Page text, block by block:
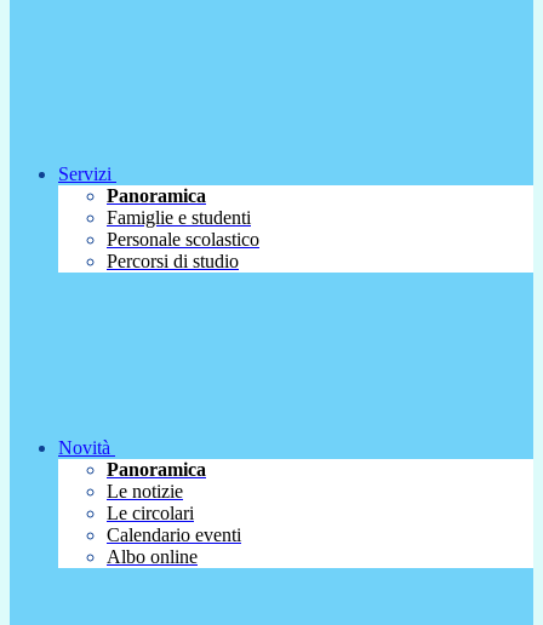
Servizi
Panoramica
Famiglie e studenti
Personale scolastico
Percorsi di studio
Novità
Panoramica
Le notizie
Le circolari
Calendario eventi
Albo online